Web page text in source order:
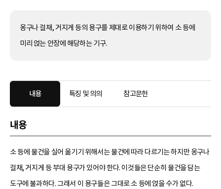
옹구나 걸채, 거지게 등의 용구를 제대로 이용하기 위하여 소 등에
미리 얹는 안장에 해당하는 기구.
내용 특징 및 의의 참고문헌
내용
소 등에 물건을 실어 옮기기 위해서는 물건에 따라 다르기는 하지만 옹구나
걸채, 거지게 등 부대 용구가 있어야 한다. 이것들은 단순히 물건을 담는
도구에 불과하다. 그래서 이 용구들은 그대로 소 등에 얹을 수가 없다.